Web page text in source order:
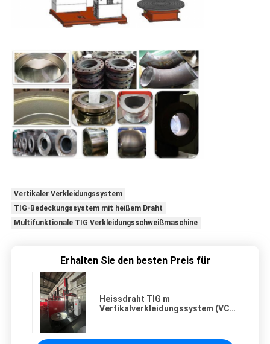
Vertikaler Verkleidungssystem
TIG-Bedeckungssystem mit heißem Draht
Multifunktionale TIG Verkleidungsschweißmaschine
Erhalten Sie den besten Preis für
Heissdraht TIG m
Vertikalverkleidungssystem (VCS)